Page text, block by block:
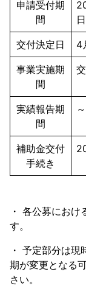
申請受付期
間
交付決定日 4
事業実施期
間
実績報告期
間
補助金交付
手続き
・ 各公募にお
す。
・ 予定部分は
期が変更となる
さい。